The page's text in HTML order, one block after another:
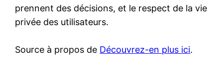
prennent des décisions, et le respect de la vie
privée des utilisateurs.
Source à propos de Découvrez-en plus ici.